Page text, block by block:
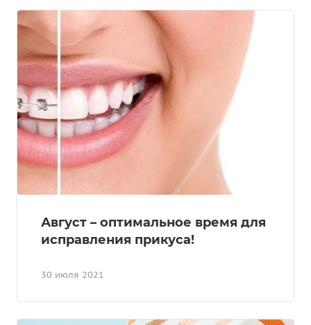
30 июля 2021
Август – оптимальное время для
исправления прикуса!